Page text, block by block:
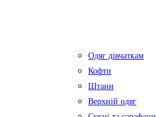
Одяг дівчаткам
Кофти
Штани
Верхній одяг